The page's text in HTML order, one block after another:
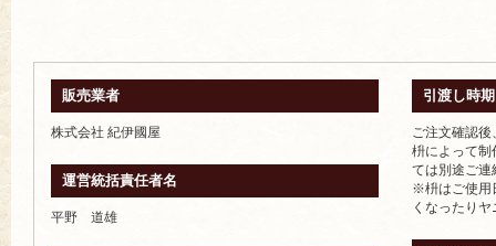
販売業者
株式会社 紀伊國屋
運営統括責任者名
平野 道雄
引渡し時期
ご注文確認
枡によって制
ては別途ご連
※枡はご使用
くなったり